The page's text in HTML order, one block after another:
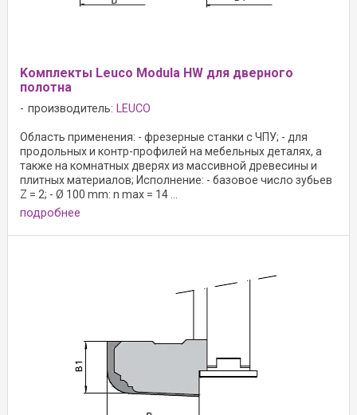
Kомплекты Leuco Modula HW для дверного
полотна
производитель: LEUCO
Область применения: - фрезерные станки с ЧПУ; - для
продольных и контр-профилей на мебельных деталях, а
также на комнатных дверях из массивной древесины и
плитных материалов; Исполнение: - базовое число зубьев
Z = 2; - Ø 100 mm: n max = 14 ...
подробнее